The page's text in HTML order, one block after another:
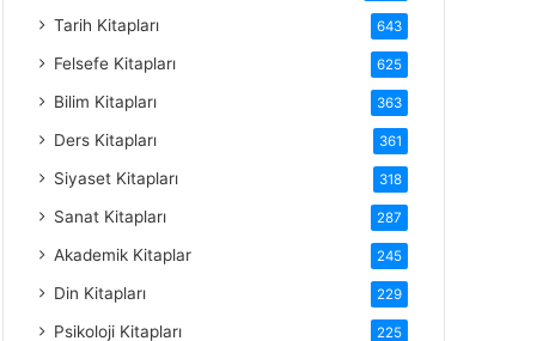
Tarih Kitapları 643
Felsefe Kitapları 625
Bilim Kitapları 363
Ders Kitapları 361
Siyaset Kitapları 318
Sanat Kitapları 287
Akademik Kitaplar 245
Din Kitapları 229
Psikoloji Kitapları 225